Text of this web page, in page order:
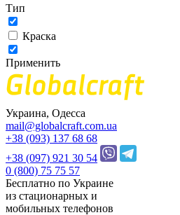
Тип
Краска
Применить
Украина, Одесса
mail@globalcraft.com.ua
+38 (093) 137 68 68
+38 (097) 921 30 54
0 (800) 75 75 57
Бесплатно по Украине
из стационарных и
мобильных телефонов